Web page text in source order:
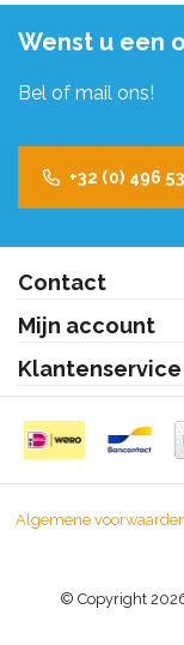
Wenst u een
Bel of mail ons!
+32 (0) 496
Contact
Mijn account
Klantenservice
Algemene
© Copyright